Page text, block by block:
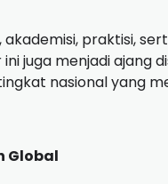
praktisi,
juga menjadi ajang
nasional yang
Global